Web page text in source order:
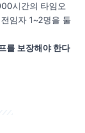
시간의 타임오
임자 1~2명을 둘
를 보장해야 한다